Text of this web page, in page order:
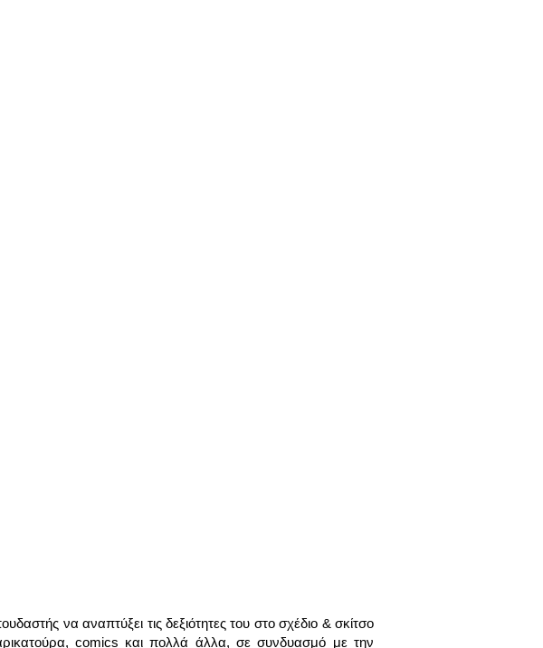
να αναπτύξει τις δεξιότητες του στο σχέδιο & σκίτσο
comics και πολλά άλλα, σε συνδυασμό με την